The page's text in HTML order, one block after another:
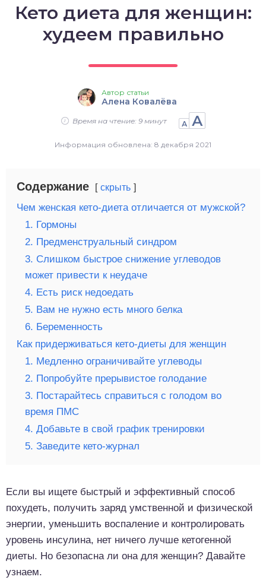
Кето диета для женщин:
худеем правильно
Автор статьи
Алена Ковалёва
Время на чтение: 9 минут А А
Информация обновлена: 8 декабря 2021
Содержание скрыть
Чем женская кето-диета отличается от мужской?
1. Гормоны
2. Предменструальный синдром
3. Слишком быстрое снижение углеводов
может привести к неудаче
4. Есть риск недоедать
5. Вам не нужно есть много белка
6. Беременность
Как придерживаться кето-диеты для женщин
1. Медленно ограничивайте углеводы
2. Попробуйте прерывистое голодание
3. Постарайтесь справиться с голодом во
время ПМС
4. Добавьте в свой график тренировки
5. Заведите кето-журнал
Если вы ищете быстрый и эффективный способ
похудеть, получить заряд умственной и физической
энергии, уменьшить воспаление и контролировать
уровень инсулина, нет ничего лучше кетогенной
диеты. Но безопасна ли она для женщин? Давайте
узнаем.
выпечка